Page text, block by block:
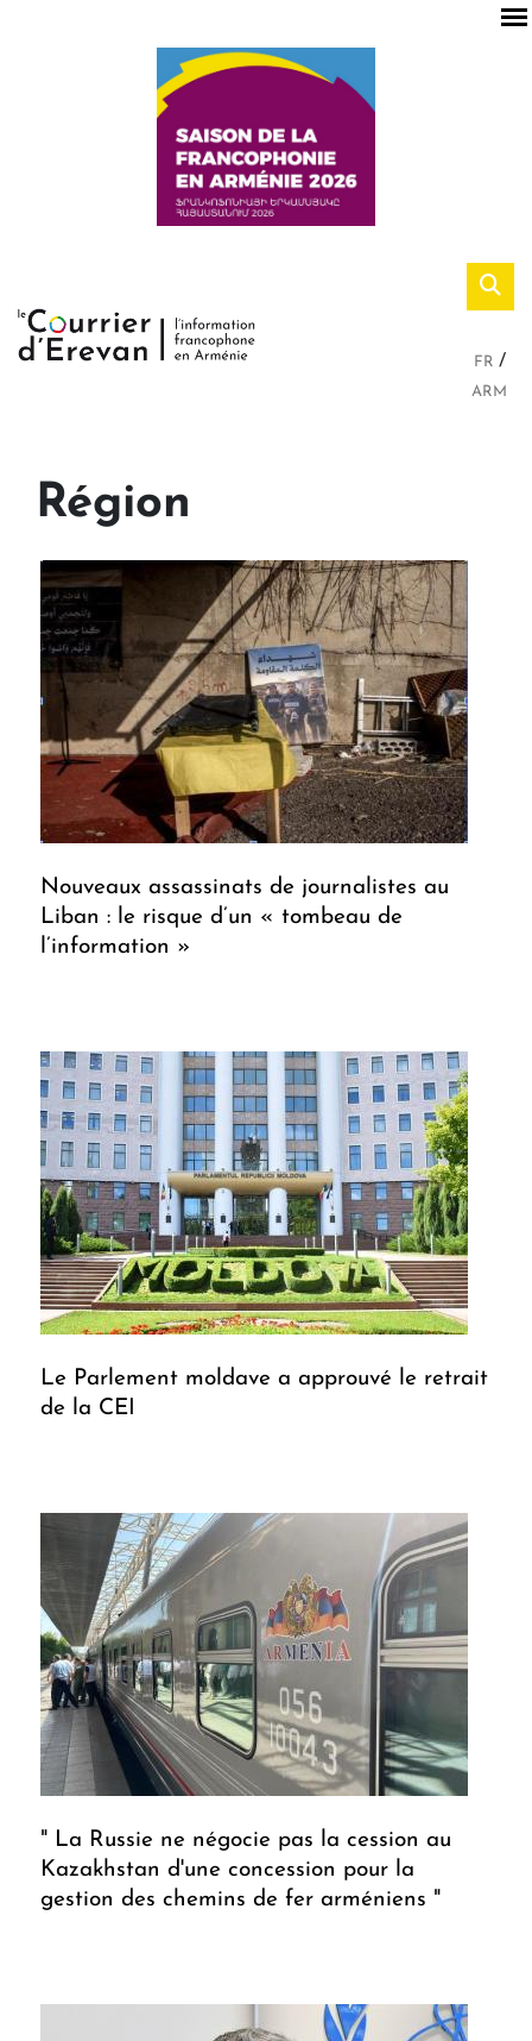
FR
ARM
Région
Nouveaux assassinats de journalistes au
Liban : le risque d’un « tombeau de
l’information »
Le Parlement moldave a approuvé le retrait
de la CEI
" La Russie ne négocie pas la cession au
Kazakhstan d'une concession pour la
gestion des chemins de fer arméniens "